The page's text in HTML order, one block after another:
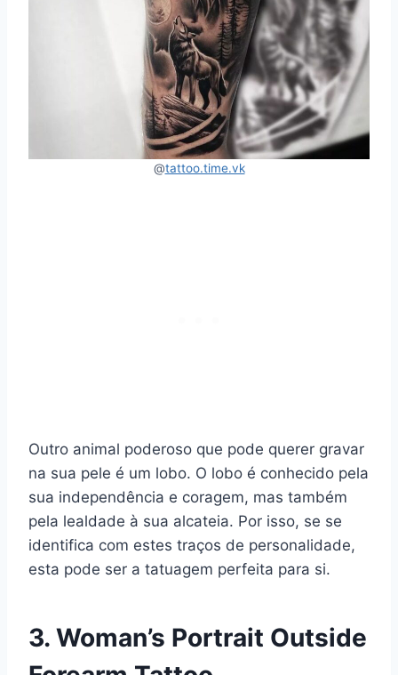
@tattoo.time.vk
Outro animal poderoso que pode querer gravar
na sua pele é um lobo. O lobo é conhecido pela
sua independência e coragem, mas também
pela lealdade à sua alcateia. Por isso, se se
identifica com estes traços de personalidade,
esta pode ser a tatuagem perfeita para si.
3. Woman’s Portrait Outside